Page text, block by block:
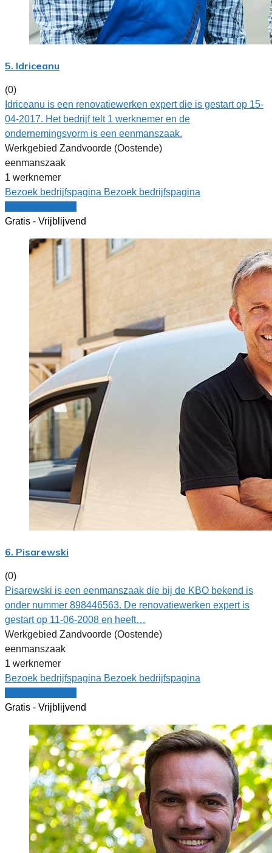
5. Idriceanu
(0)
Idriceanu is een renovatiewerken expert die is gestart op 15-
04-2017. Het bedrijf telt 1 werknemer en de
ondernemingsvorm is een eenmanszaak.
Werkgebied Zandvoorde (Oostende)
eenmanszaak
1 werknemer
Bezoek bedrijfspagina Bezoek bedrijfspagina
Gratis - Vrijblijvend
6. Pisarewski
(0)
Pisarewski is een eenmanszaak die bij de KBO bekend is
onder nummer 898446563. De renovatiewerken expert is
gestart op 11-06-2008 en heeft…
Werkgebied Zandvoorde (Oostende)
eenmanszaak
1 werknemer
Bezoek bedrijfspagina Bezoek bedrijfspagina
Gratis - Vrijblijvend